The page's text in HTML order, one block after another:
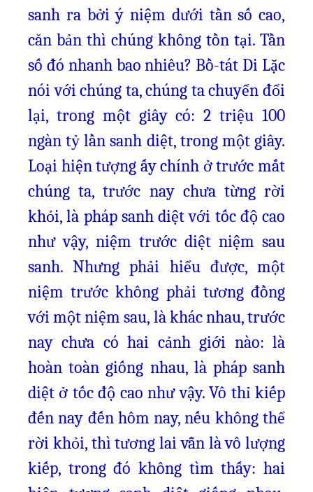
sanh ra bởi ý niệm dưới tần số cao,
căn bản thì chúng không tồn tại. Tần
số đó nhanh bao nhiêu? Bồ-tát Di Lặc
nói với chúng ta, chúng ta chuyển đổi
lại, trong một giây có: 2 triệu 100
ngàn tỷ lần sanh diệt, trong một giây.
Loại hiện tượng ấy chính ở trước mắt
chúng ta, trước nay chưa từng rời
khỏi, là pháp sanh diệt với tốc độ cao
như vậy, niệm trước diệt niệm sau
sanh. Nhưng phải hiểu được, một
niệm trước không phải tương đồng
với một niệm sau, là khác nhau, trước
nay chưa có hai cảnh giới nào: là
hoàn toàn giống nhau, là pháp sanh
diệt ở tốc độ cao như vậy. Vô thỉ kiếp
đến nay đến hôm nay, nếu không thể
rời khỏi, thì tương lai vẫn là vô lượng
kiếp, trong đó không tìm thấy: hai